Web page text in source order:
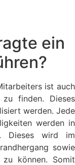
ein
ist auch
zu finden. Dieses
werden. Jede
werden in
Dieses wird im
sowie
können. Somit